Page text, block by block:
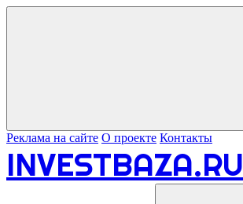
Реклама на сайте О проекте Контакты
INVESTBAZA.RU